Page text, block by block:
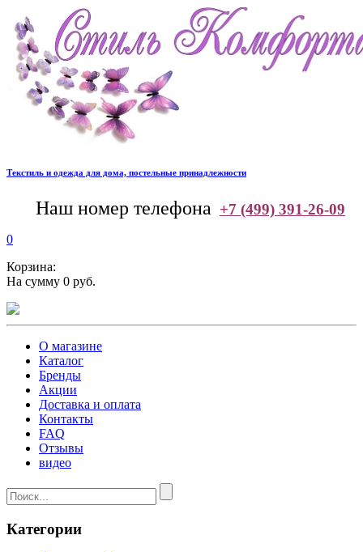
Текстиль и одежда для дома, постельные принадлежности
Наш номер телефона +7 (499) 391-26-09
0
Корзина:
На сумму 0 руб.
О магазине
Каталог
Бренды
Акции
Доставка и оплата
Контакты
FAQ
Отзывы
видео
Категории